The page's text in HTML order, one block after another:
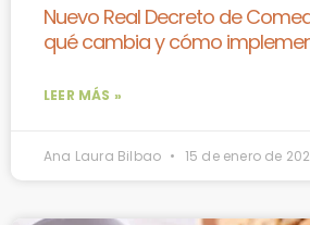
Nuevo Real Decreto de
qué cambia y cómo
LEER MÁS »
Ana Laura Bilbao 15 de enero de